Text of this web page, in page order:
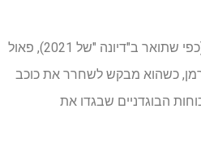
בעקבות נפילת בית אטרידס (כפי שתואר ב"דיונה "של 2021), פאול
כשהוא מבקש לשחרר את כוכב
הבוגדניים שבגדו את